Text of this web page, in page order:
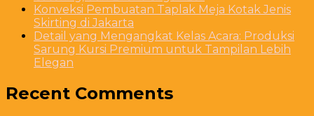
Konveksi Pembuatan Taplak Meja Kotak Jenis
Skirting di Jakarta
Detail yang Mengangkat Kelas Acara: Produksi
Sarung Kursi Premium untuk Tampilan Lebih
Elegan
Recent Comments